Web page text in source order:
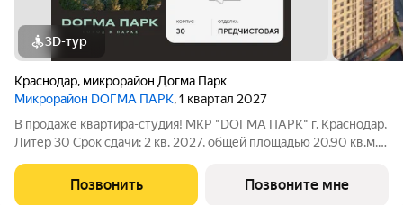
3D-тур
Краснодар, микрорайон Догма Парк
Микрорайон DОГМА ПАРК, 1 квартал 2027
В продаже квартира-студия! МКР "DОГМА ПАРК" г. Краснодар,
Литер 30 Срок сдачи: 2 кв. 2027, общей площадью 20.90 кв.м.,
сочетающий в себе стильную архитектуру современного
города, и настоящий зеленый
Позвонить Позвоните мне